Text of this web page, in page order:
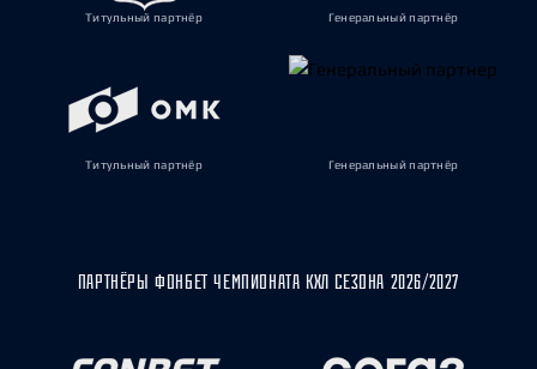
Титульный партнёр Генеральный партнёр
Титульный партнёр Генеральный партнёр
ПАРТНЁРЫ ФОНБЕТ ЧЕМПИОНАТА КХЛ СЕЗОНА 2026/2027